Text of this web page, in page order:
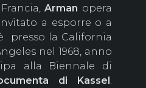
Arman opera
a esporre o a
presso la California
nel 1968, anno
alla Biennale di
di Kassel.